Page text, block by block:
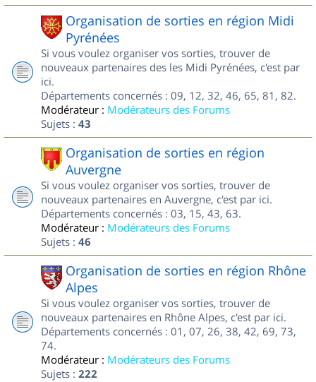
Organisation de sorties en région Midi
Pyrénées
Si vous voulez organiser vos sorties, trouver de
nouveaux partenaires des les Midi Pyrénées, c'est par
ici.
Départements concernés : 09, 12, 32, 46, 65, 81, 82.
Modérateur : Modérateurs des Forums
Sujets : 43
Organisation de sorties en région
Auvergne
Si vous voulez organiser vos sorties, trouver de
nouveaux partenaires en Auvergne, c'est par ici.
Départements concernés : 03, 15, 43, 63.
Modérateur : Modérateurs des Forums
Sujets : 46
Organisation de sorties en région Rhône
Alpes
Si vous voulez organiser vos sorties, trouver de
nouveaux partenaires en Rhône Alpes, c'est par ici.
Départements concernés : 01, 07, 26, 38, 42, 69, 73,
74.
Modérateur : Modérateurs des Forums
Sujets : 222